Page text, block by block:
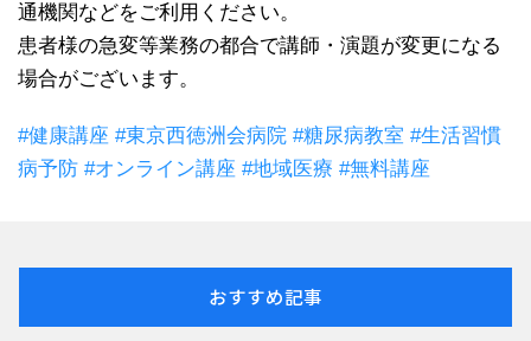
通機関などをご利用ください。
患者様の急変等業務の都合で講師・演題が変更になる
場合がございます。
#健康講座 #東京西徳洲会病院 #糖尿病教室 #生活習慣
病予防 #オンライン講座 #地域医療 #無料講座
おすすめ記事